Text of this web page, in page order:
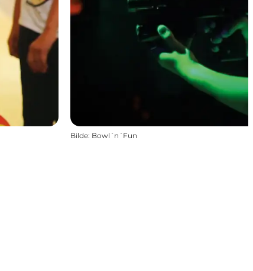
Bilde: Bowl´n´Fun